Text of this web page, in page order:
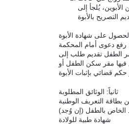
يُلجأ إلى
على شهادة الأبوة
رفع دعوى أمام المحكمة
الطفل تقديم طلب إلى
فيها مقر سكن الطفل أو
ثانياً: الوثائق المطلوبة
بطاقة التعريف الوطنية
الخاص بالطفل (إن وُجد)
شهادة طبية للولادة